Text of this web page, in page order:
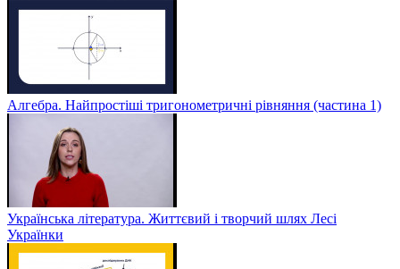
Алгебра. Найпростіші тригонометричні рівняння (частина 1)
Українська література. Життєвий і творчий шлях Лесі
Українки